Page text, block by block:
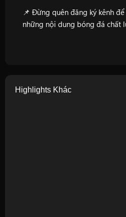
📌 Đừng quên đăng ký kênh
những nội dung bóng đá chất
Highlights Khác